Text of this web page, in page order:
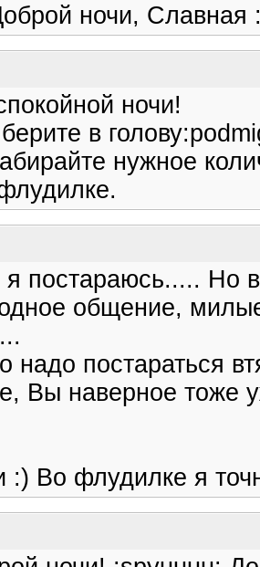
ночи, Славная
ночи!
в
нужное
постараюсь..... Но
общение,
надо постараться
Вы наверное тоже
:) Во флудилке я